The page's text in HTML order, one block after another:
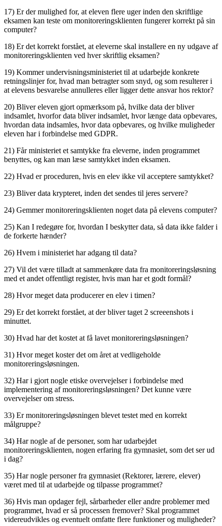
17) Er der mulighed for, at eleven flere uger inden den skriftlige
eksamen kan teste om monitoreringsklienten fungerer korrekt på sin
computer?
18) Er det korrekt forstået, at eleverne skal installere en ny udgave af
monitoreringsklienten ved hver skriftlig eksamen?
19) Kommer undervisningsministeriet til at udarbejde konkrete
retningslinjer for, hvad man betragter som snyd, og som resulterer i
at elevens besvarelse annulleres eller ligger dette ansvar hos rektor?
20) Bliver eleven gjort opmærksom på, hvilke data der bliver
indsamlet, hvorfor data bliver indsamlet, hvor længe data opbevares,
hvordan data indsamles, hvor data opbevares, og hvilke muligheder
eleven har i forbindelse med GDPR.
21) Får ministeriet et samtykke fra eleverne, inden programmet
benyttes, og kan man læse samtykket inden eksamen.
22) Hvad er proceduren, hvis en elev ikke vil acceptere samtykket?
23) Bliver data krypteret, inden det sendes til jeres servere?
24) Gemmer monitoreringsklienten noget data på elevens computer?
25) Kan I redegøre for, hvordan I beskytter data, så data ikke falder i
de forkerte hænder?
26) Hvem i ministeriet har adgang til data?
27) Vil det være tilladt at sammenkøre data fra monitoreringsløsning
med et andet offentligt register, hvis man har et godt formål?
28) Hvor meget data producerer en elev i timen?
29) Er det korrekt forstået, at der bliver taget 2 screeenshots i
minuttet.
30) Hvad har det kostet at få lavet monitoreringsløsningen?
31) Hvor meget koster det om året at vedligeholde
monitoreringsløsningen.
32) Har i gjort nogle etiske overvejelser i forbindelse med
implementering af monitoreringsløsningen? Det kunne være
overvejelser om stress.
33) Er monitoreringsløsningen blevet testet med en korrekt
målgruppe?
34) Har nogle af de personer, som har udarbejdet
monitoreringsklienten, nogen erfaring fra gymnasiet, som det ser ud
i dag?
35) Har nogle personer fra gymnasiet (Rektorer, lærere, elever)
været med til at udarbejde og tilpasse programmet?
36) Hvis man opdager fejl, sårbarheder eller andre problemer med
programmet, hvad er så processen fremover? Skal programmet
videreudvikles og eventuelt omfatte flere funktioner og muligheder?